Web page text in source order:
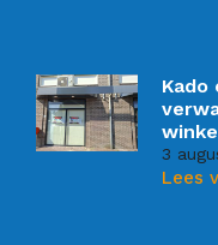
3
Lees